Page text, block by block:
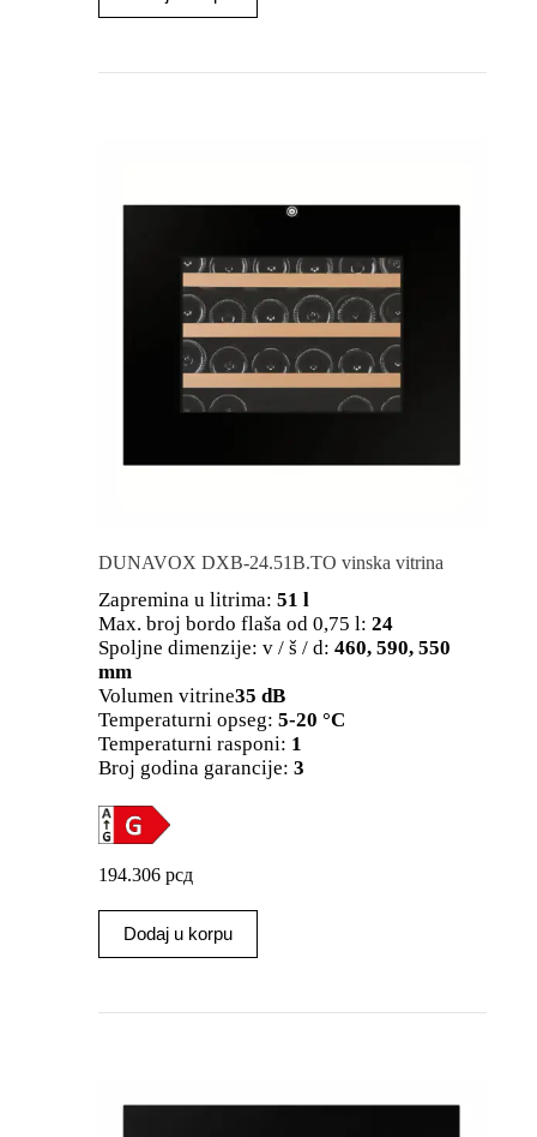
DUNAVOX DXB-24.51B.TO vinska vitrina
Zapremina u litrima: 51 l
Max. broj bordo flaša od 0,75 l: 24
Spoljne dimenzije: v / š / d: 460, 590, 550
mm
Volumen vitrine35 dB
Temperaturni opseg: 5-20 °C
Temperaturni rasponi: 1
Broj godina garancije: 3
194.306 рсд
Dodaj u korpu